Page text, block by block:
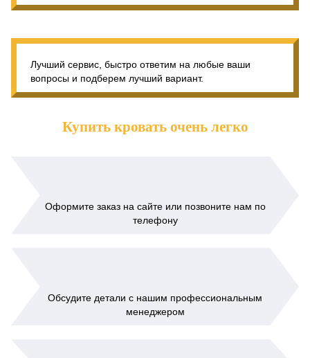
Лучший сервис, быстро ответим на любые ваши
вопросы и подберем лучший вариант.
Купить кровать очень легко
Оформите заказ на сайте или позвоните нам по
телефону
Обсудите детали с нашим профессиональным
менеджером